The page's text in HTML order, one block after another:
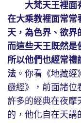
大梵天王裡面
在大乘教裡面常常
天，為色界、欲界
而這些天王既然是
所以他們也經常禮
法 。你看《地藏
嚴經》，前面諸位
許多的經典在夜摩
的，他化自在天講